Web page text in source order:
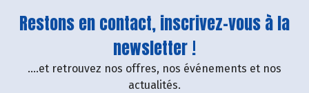
Restons en contact, inscrivez-vous à la
newsletter !
....et retrouvez nos offres, nos événements et nos
actualités.